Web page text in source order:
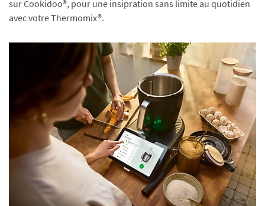
sur Cookidoo®, pour une insipration sans limite au quotidien
avec votre Thermomix®.